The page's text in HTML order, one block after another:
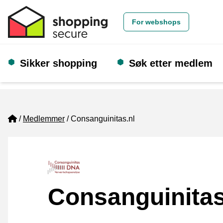
For webshops
Sikker shopping Søk etter medlem
Home
Medlemmer Consanguinitas.nl